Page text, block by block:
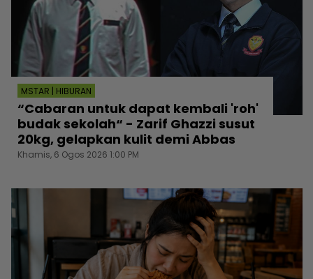
MSTAR | HIBURAN
“Cabaran untuk dapat kembali 'roh'
budak sekolah“ - Zarif Ghazzi susut
20kg, gelapkan kulit demi Abbas
Khamis, 6 Ogos 2026 1:00 PM